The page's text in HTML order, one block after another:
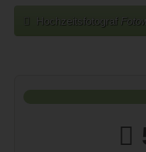
Hochzeitsfotograf